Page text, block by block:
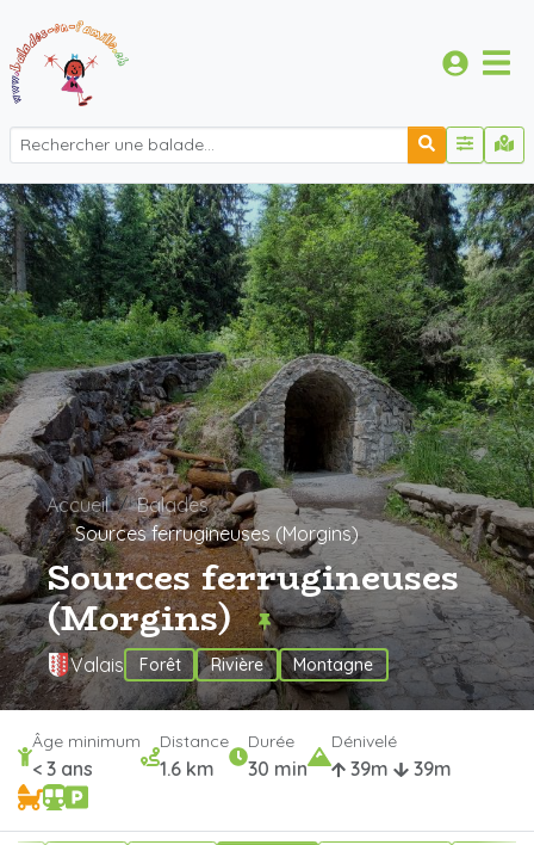
Accueil
Balades
Sources ferrugineuses (Morgins)
Sources ferrugineuses
(Morgins)
Valais Forêt Rivière Montagne
Âge minimum
< 3 ans
Distance
1.6 km
Durée
30 min
Dénivelé
39m 39m